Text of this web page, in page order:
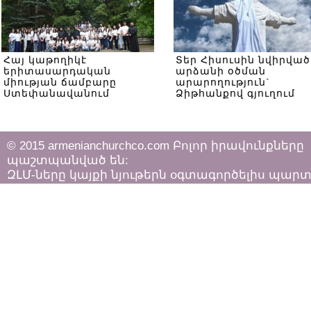
Հայ կաթողիկէ
երիտասարդական
միության ճամբարը
Ստեփանավանում
Տեր Հիսուսին նվիրված
արձանի օծման
արարողություն`
Ձիթհանքով գյուղում
© 2015 armenianchurchco.com Բոլոր իրավունքները
պաշտպանված են:
ԶԼՄ-ները կայքի նյութերն օգտագործելիս